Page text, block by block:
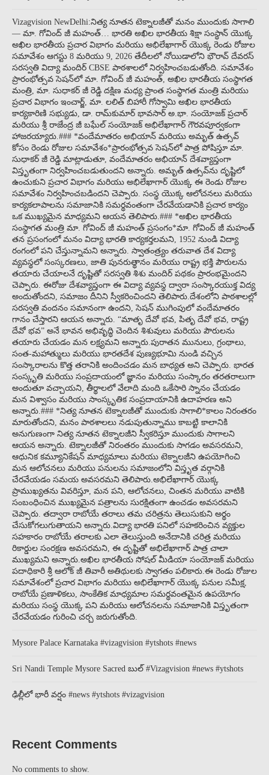
Vizagvision NewDelhi:నిత్య నూతన టెక్నాలజీతో మనం ముందుకు సాగాలి
— మా. గోవింద్ జీ మహంత్… భారతి అఖిల భారతీయ శిక్షా సంస్థాన్ యొక్క
అఖిల భారతీయ ప్రచార విభాగం మరియు అభిలేఖాగార్ యొక్క రెండు రోజుల
సమావేశం ఆగస్టు 8 మరియు 9, 2026 తేదీలలో నోయిడాలోని భౌరావ్ దేవరస్
సరస్వతి విద్యా మందిర్ CBSE పాఠశాలలో నిర్వహించబడుతోంది. సమావేశం
ప్రారంభోత్సవ సెషన్‌లో మా. గోవింద్ జీ మహంత్, అఖిల భారతీయ సంస్థాగత
మంత్రి, మా. సుధాకర్ జీ రెడ్డి దక్షిణ మధ్య ప్రాంత సంస్థాగత మంత్రి మరియు
ప్రచార విభాగం ఇంచార్జ్, మా. లలిత్ బిహారీ గోస్వామి అఖిల భారతీయ
కార్యకారిణి సభ్యుడు, డా. రామ్‌కుమార్ భావసార్ అ.భా. సంయోజక్ ప్రచార్
మరియు శ్రీ రాజేంద్ర జీ బఘేల్ సంయోజక్ అభిలేఖాగార్ గౌరవపూర్వకంగా
హాజరయ్యారు.### *వందేమాతరం అభియాన్ మరియు అమృత్ ఉత్సవ్
కోసం రెండు రోజుల సమావేశం*ప్రారంభోత్సవ సెషన్‌లో పాత్ర పోషిస్తూ మా.
సుధాకర్ జీ రెడ్డి మాట్లాడుతూ, వందేమాతరం అభియాన్ దేశవ్యాప్తంగా
విస్తృతంగా నిర్వహించబడుతుందని అన్నారు. అమృత్ ఉత్సవ్‌ను దృష్టిలో
ఉంచుకుని ప్రచార విభాగం మరియు అభిలేఖాగార్ యొక్క ఈ రెండు రోజుల
సమావేశం నిర్వహించబడిందని చెప్పారు. సంస్థ యొక్క ఆలోచనలు మరియు
కార్యకలాపాలను సమాజానికి సమర్థవంతంగా చేరవేయడానికి ప్రచార కార్యం
ఒక ముఖ్యమైన మాధ్యమని ఆయన తెలిపారు.### *అఖిల భారతీయ
సంస్థాగత మంత్రి మా. గోవింద్ జీ మహంత్ ప్రసంగం*మా. గోవింద్ జీ మహంత్
తన ప్రసంగంలో మనం విద్యా భారతి కార్యకర్తలమని, 1952 నుండి విద్యా
రంగంలో పని చేస్తున్నామని అన్నారు. స్వాతంత్ర్యం తరువాత దేశ విద్యా
వ్యవస్థలో సంస్కరణలు, జాతి పునరుత్థానం మరియు రాష్ట్ర భక్తి పౌరులను
తయారు చేయాలనే దృష్టితో సరస్వతి శిశు మందిర్ పథకం ప్రారంభమైందని
చెప్పారు. ఈరోజు దేశవ్యాప్తంగా ఈ విద్యా వ్యవస్థ ద్వారా సంస్కారయుక్త విద్య
అందుతోందని, సమాజం దీనిని స్వీకరించిందని తెలిపారు.దేశంలోని పాఠశాలల్లో
సరస్వతి వందనం సమానంగా ఉందని, సెషన్ ముగింపులో వందేమాతరం
గానం చేస్తారని ఆయన అన్నారు. “మాతృ దేవో భవ, పితృ దేవో భవ, రాష్ట్ర
దేవో భవ” అనే భావన అభివృద్ధి చెందిన శిశువులు మరియు పౌరులను
తయారు చేయడం మన లక్ష్యమని అన్నారు.పురాతన మునులు, గ్రంథాలు,
సంత-మహాత్ములు మరియు భారతదేశ పుణ్యభూమి నుండి వచ్చిన
సంస్కారాలను కొత్త తరానికి అందించడం మన బాధ్యత అని చెప్పారు. భారత
సంస్కృతి మరియు సంప్రదాయంలో జ్ఞానం మరియు సంస్కారం తరతరాలుగా
అందుతూ వచ్చాయని, తీర్థాలలో వేలాది మంది ఒకేసారి స్నానం చేయడం
మన విశ్వాసం మరియు సాంస్కృతిక సంప్రదాయానికి ఉదాహరణ అని
అన్నారు.### *నిత్య నూతన టెక్నాలజీతో ముందుకు సాగాలి*కాలం నిరంతరం
మారుతోందని, మనం పాఠశాలలు నడుపుతున్నాము కాబట్టి కాలానికి
అనుగుణంగా నిత్య నూతన టెక్నాలజీని స్వీకరిస్తూ ముందుకు సాగాలని
ఆయన అన్నారు. టెక్నాలజీతో నిరంతరం ముందుకు సాగడం అవసరమని,
ఆధునిక కమ్యూనికేషన్ మాధ్యమాలు మరియు టెక్నాలజీని ఉపయోగించి
మన ఆలోచనలు మరియు పనులను సమాజంలోని విస్తృత వర్గానికి
చేరవేయడం సమయ అవసరమని తెలిపారు.అభిలేఖాగార్ యొక్క
ప్రాముఖ్యతను వివరిస్తూ, మన పని, ఆలోచనలు, చింతన మరియు వాటికి
సంబంధించిన ముఖ్యమైన పత్రాలను సురక్షితంగా ఉంచడం అవసరమని
చెప్పారు. తద్వారా రాబోయే తరాలు తమ చరిత్రను తెలుసుకుని అర్థం
చేసుకోగలుగుతాయని అన్నారు.విద్యా భారతి పనిలో సహకరించిన వ్యక్తుల
సహకారం రాబోయే తరాలకు ఎలా తెలుస్తుంది అనేదానికి చరిత్ర మరియు
రికార్డుల సంరక్షణ అవసరమని, ఈ దృష్టితో అభిలేఖాగార్ పాత్ర చాలా
ముఖ్యమని అన్నారు.అఖిల భారతీయ సోషల్ మీడియా సంయోజక్ మరియు
పదాధికారి శ్రీ ఆలోక్ జీ తివారీ అతిథులకు స్వాగతం పలికారు.ఈ రెండు రోజుల
సమావేశంలో ప్రచార విభాగం మరియు అభిలేఖాగార్ యొక్క పనుల సమీక్ష,
రాబోయే ప్రణాళికలు, సాంకేతిక మాధ్యమాల సమర్థవంతమైన ఉపయోగం
మరియు సంస్థ యొక్క పని మరియు ఆలోచనలను సమాజానికి విస్తృతంగా
చేరవేయడం గురించి చర్చ జరుగుతోంది.
Mysore Palace Karnataka #vizagvision #ytshots #news
Sri Nandi Temple Mysore Sacred బుల్ #Vizagvision #news #ytshots
ఢిల్లీలో భారీ వర్షం #news #ytshots #vizagvision
Recent Comments
No comments to show.